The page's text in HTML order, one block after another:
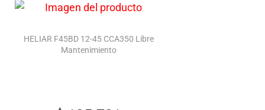
HELIAR F45BD 12-45 CCA350 Libre
Mantenimiento